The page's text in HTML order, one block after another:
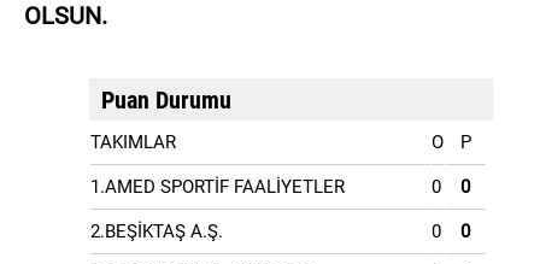
OLSUN.
Puan Durumu
TAKIMLAR O P
1.AMED SPORTİF FAALİYETLER 0 0
2.BEŞİKTAŞ A.Ş. 0 0